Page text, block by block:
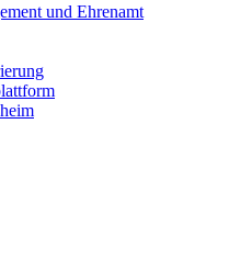
und Ehrenamt